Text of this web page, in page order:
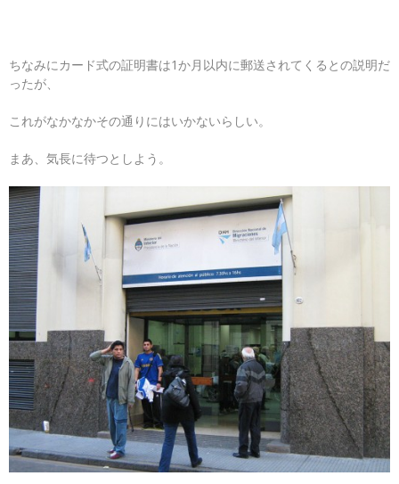
ちなみにカード式の証明書は1か月以内に郵送されてくるとの説明だ
ったが、
これがなかなかその通りにはいかないらしい。
まあ、気長に待つとしよう。